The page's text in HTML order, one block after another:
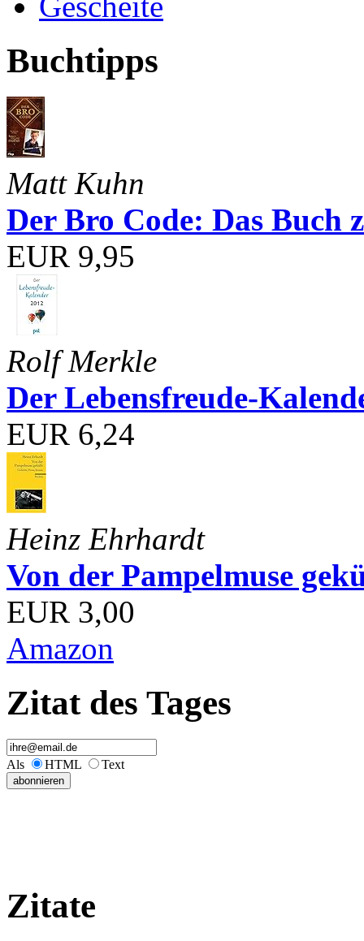
Buchtipps
Matt Kuhn
Der Bro Code: Das Buch
EUR 9,95
Rolf Merkle
Der Lebensfreude-
EUR 6,24
Heinz Ehrhardt
Von der Pampelmuse
EUR 3,00
Amazon
Zitat des Tages
Als HTML Text
Zitate